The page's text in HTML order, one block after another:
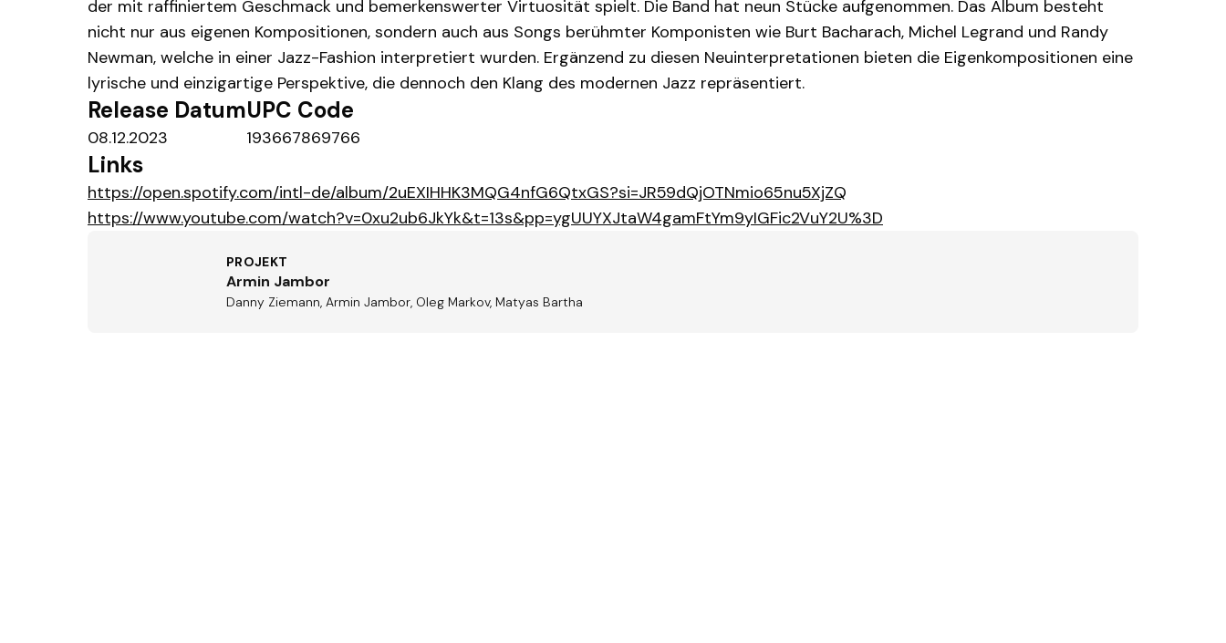
der mit raffiniertem Geschmack und bemerkenswerter Virtuosität spielt. Die Band hat neun Stücke aufgenommen. Das Album besteht
nicht nur aus eigenen Kompositionen, sondern auch aus Songs berühmter Komponisten wie Burt Bacharach, Michel Legrand und Randy
Newman, welche in einer Jazz-Fashion interpretiert wurden. Ergänzend zu diesen Neuinterpretationen bieten die Eigenkompositionen eine
lyrische und einzigartige Perspektive, die dennoch den Klang des modernen Jazz repräsentiert.
Release Datum
08.12.2023
UPC Code
193667869766
Links
https://open.spotify.com/intl-de/album/2uEXIHHK3MQG4nfG6QtxGS?si=JR59dQjOTNmio65nu5XjZQ
https://www.youtube.com/watch?v=0xu2ub6JkYk&t=13s&pp=ygUUYXJtaW4gamFtYm9yIGFic2VuY2U%3D
PROJEKT
Armin Jambor
Danny Ziemann, Armin Jambor, Oleg Markov, Matyas Bartha